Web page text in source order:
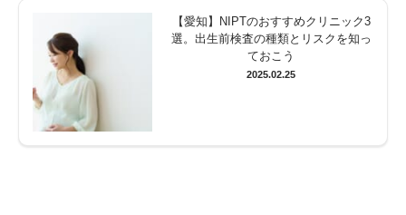
【愛知】NIPTのおすすめクリニック3
選。出生前検査の種類とリスクを知っ
ておこう
2025.02.25